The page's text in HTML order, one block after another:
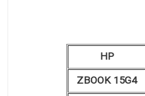
HP
ZBOOK 15G4